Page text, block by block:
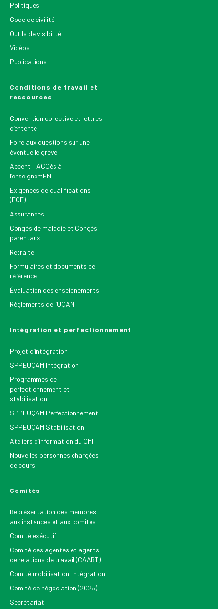
Politiques
Code de civilité
Outils de visibilité
Vidéos
Publications
Conditions de travail et
ressources
Convention collective et lettres
d’entente
Foire aux questions sur une
éventuelle grève
Accent – ACCès à
l’enseignemENT
Exigences de qualifications
(EQE)
Assurances
Congés de maladie et Congés
parentaux
Retraite
Formulaires et documents de
référence
Évaluation des enseignements
Règlements de l’UQAM
Intégration et perfectionnement
Projet d’intégration
SPPEUQAM Intégration
Programmes de
perfectionnement et
stabilisation
SPPEUQAM Perfectionnement
SPPEUQAM Stabilisation
Ateliers d’information du CMI
Nouvelles personnes chargées
de cours
Comités
Représentation des membres
aux instances et aux comités
Comité exécutif
Comité des agentes et agents
de relations de travail (CAART)
Comité mobilisation-intégration
Comité de négociation (2025)
Secrétariat